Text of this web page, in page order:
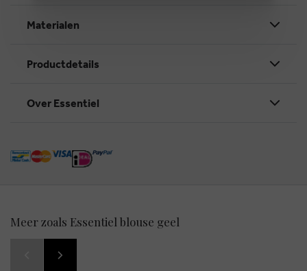
Materialen
Productdetails
Over Essentiel
Meer zoals Essentiel blouse geel